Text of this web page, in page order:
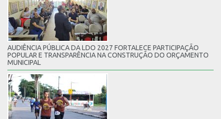
AUDIÊNCIA PÚBLICA DA LDO 2027 FORTALECE PARTICIPAÇÃO
POPULAR E TRANSPARÊNCIA NA CONSTRUÇÃO DO ORÇAMENTO
MUNICIPAL